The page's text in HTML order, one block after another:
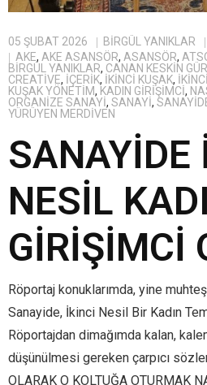
05 ŞUBAT 2026 BIRGÜL YANIKLAR
AKE, AKE ASANSÖR, ASANSÖR,
BİRGÜL YANIKLAR, CANAN KESKİN
CREATIVE, IÇERIK, IKINCI KUŞAK,
KUŞAK YÖNETIM, KADIN GIRIŞIMCI,
ORGANIZE SANAYI, SANAYI,
YÜRÜYEN MERDIVEN
SANAYİDE
NESİL
GİRİŞİMCİ
Röportaj konuklarımda, yine
Sanayide, İkinci Nesil Bir Kadın
Röportajdan dimağımda kalan,
düşünülmesi gereken çarpıcı
OLARAK O KOLTUĞA OTURMAK